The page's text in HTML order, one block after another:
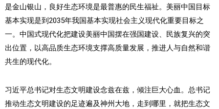
是金山银山，良好生态环境是最普惠的民生福祉。美丽中国目标
基本实现是到2035年我国基本实现社会主义现代化重要目标之
一。中国式现代化把建设美丽中国摆在强国建设、民族复兴的突
出位置，以高品质生态环境支撑高质量发展，推进人与自然和谐
共生的现代化。
习近平总书记对生态文明建设念兹在兹，倾注巨大心血。总书记
推动生态文明建设的足迹遍及神州大地，走到哪里，就把生态文